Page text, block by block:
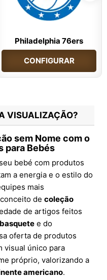
Philadelphia 76ers
CONFIGURAR
VISUALIZAÇÃO?
sem Nome com o
para Bebés
bebé com produtos
a energia e o estilo do
mais
de coleção
de artigos feitos
basquete e do
oferta de produtos
visual único para
próprio, valorizando a
americano.